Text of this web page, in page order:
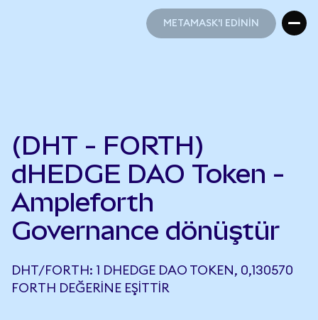
METAMASK'I EDİNİN
(DHT - FORTH)
dHEDGE DAO Token -
Ampleforth
Governance dönüştür
DHT/FORTH: 1 DHEDGE DAO TOKEN, 0,130570
FORTH DEĞERINE EŞITTIR